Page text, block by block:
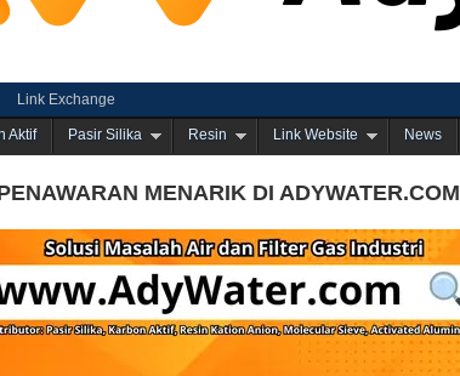
Link Exchange
Aktif Pasir Silika Resin Link Website News
MENARIK DI ADYWATER.COM